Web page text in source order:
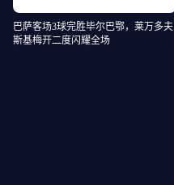
巴萨客场3球完胜毕尔巴鄂，莱万多夫
斯基梅开二度闪耀全场